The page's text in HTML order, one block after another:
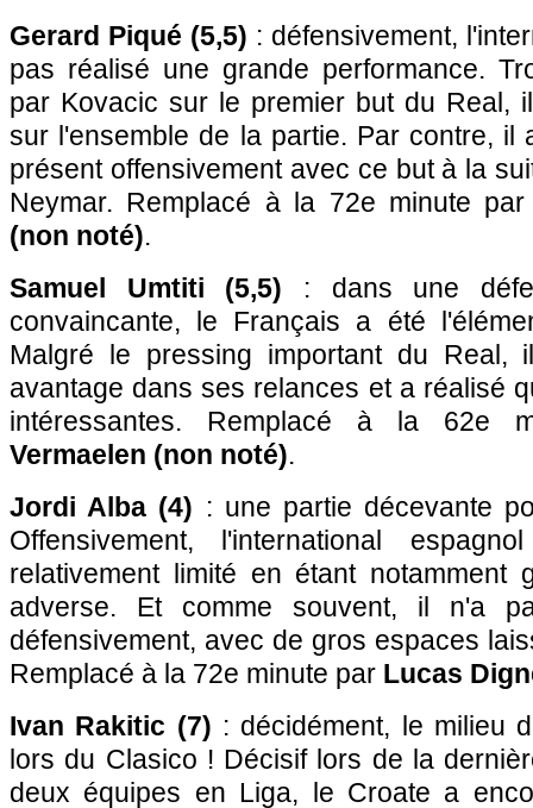
Gerard Piqué (5,5) : défensivement,
pas réalisé une grande performance.
par Kovacic sur le premier but du Real,
sur l'ensemble de la partie. Par contre, il
présent offensivement avec ce but à la
Neymar. Remplacé à la 72e minute par
(non noté).
Samuel Umtiti (5,5) : dans une
convaincante, le Français a été
Malgré le pressing important du
avantage dans ses relances et a réalisé
intéressantes. Remplacé à la 62e
Vermaelen (non noté).
Jordi Alba (4) : une partie décevante
Offensivement, l'international
relativement limité en étant notamment
adverse. Et comme souvent, il n'a
défensivement, avec de gros espaces
Remplacé à la 72e minute par Lucas
Ivan Rakitic (7) : décidément, le milieu
lors du Clasico ! Décisif lors de la
deux équipes en Liga, le Croate a